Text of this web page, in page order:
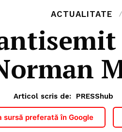
ACTUALITATE
Articol scris de: PRESShub
sursă preferată în Google